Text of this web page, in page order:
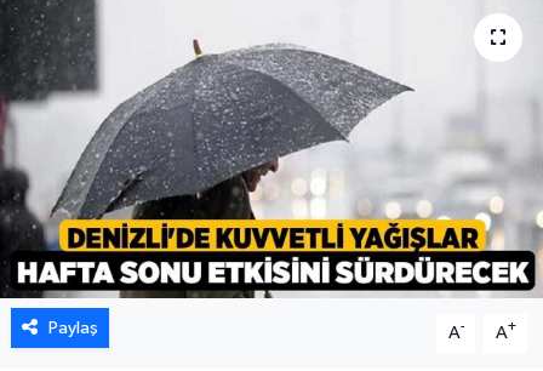
Paylaş A- A+